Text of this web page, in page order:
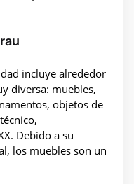
incluye alrededor
diversa: muebles,
objetos de
Debido a su
los muebles son un